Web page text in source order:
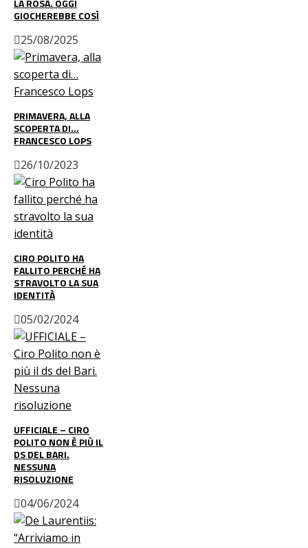
GIOCHEREBBE COSÌ
25/08/2025
PRIMAVERA, ALLA
SCOPERTA DI…
FRANCESCO LOPS
26/10/2023
CIRO POLITO HA
FALLITO PERCHÉ HA
STRAVOLTO LA SUA
IDENTITÀ
05/02/2024
UFFICIALE – CIRO
POLITO NON È PIÙ IL
DS DEL BARI.
NESSUNA
RISOLUZIONE
04/06/2024